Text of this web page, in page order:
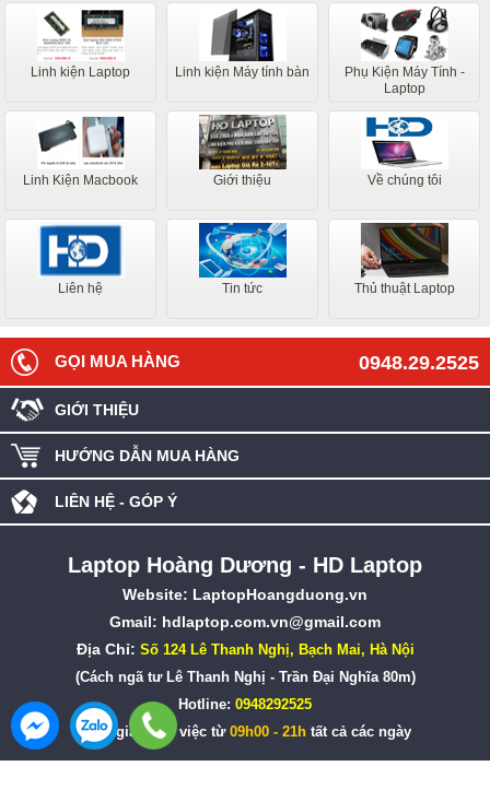
Linh kiện Laptop Linh kiện Máy tính bàn
Phụ Kiện Máy Tính -
Laptop
Linh Kiện Macbook Giới thiệu Về chúng tôi
Liên hệ Tin tức Thủ thuật Laptop
0948.29.2525
GỌI MUA HÀNG
GIỚI THIỆU
HƯỚNG DẪN MUA HÀNG
LIÊN HỆ - GÓP Ý
Laptop Hoàng Dương - HD Laptop
Website: LaptopHoangduong.vn
Gmail: hdlaptop.com.vn@gmail.com
Địa Chỉ: Số 124 Lê Thanh Nghị, Bạch Mai, Hà Nội
(Cách ngã tư Lê Thanh Nghị - Trần Đại Nghĩa 80m)
Hotline: 0948292525
Thời gian làm việc từ 09h00 - 21h tất cả các ngày